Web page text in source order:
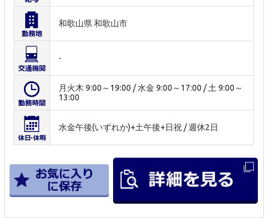
和歌山県 和歌山市
-
月火木 9:00～19:00 / 水金 9:00～17:00 / 土 9:00～
13:00
水金午後(いずれか)+土午後+日祝 / 週休2日